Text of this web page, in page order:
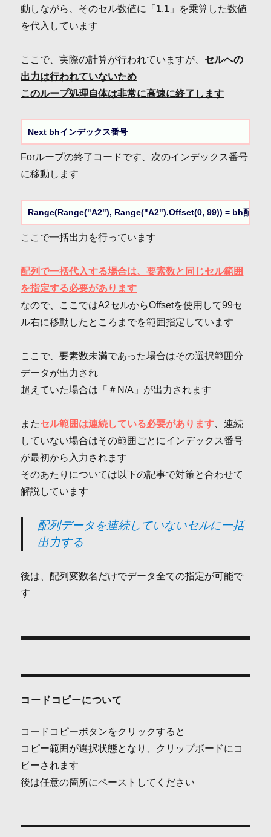
動しながら、そのセル数値に「1.1」を乗算した数値
を代入しています
ここで、実際の計算が行われていますが、 セルへの
出力は行われていないため
このループ処理自体は非常に高速に終了します
Next bhインデックス番号
Forループの終了コードです、次のインデックス番号
に移動します
Range(Range("A2"), Range("A2").Offset(0, 99)) = bh配列デ
ここで一括出力を行っています
配列で一括代入する場合は、要素数と同じセル範囲
を指定する必要があります
なので、ここではA2セルからOffsetを使用して99セ
ル右に移動したところまでを範囲指定しています
ここで、要素数未満であった場合はその選択範囲分
データが出力され
超えていた場合は「＃N/A」が出力されます
またセル範囲は連続している必要があります 、連続
していない場合はその範囲ごとにインデックス番号
が最初から入力されます
そのあたりについては以下の記事で対策と合わせて
解説しています
配列データを連続していないセルに一括
出力する
後は、配列変数名だけでデータ全ての指定が可能で
す
稿
ナ
ビ
ゲ
ー
ョ
コードコピーについて
コードコピーボタンをクリックすると
コピー範囲が選択状態となり、クリップボードにコ
ピーされます
後は任意の箇所にペーストしてください